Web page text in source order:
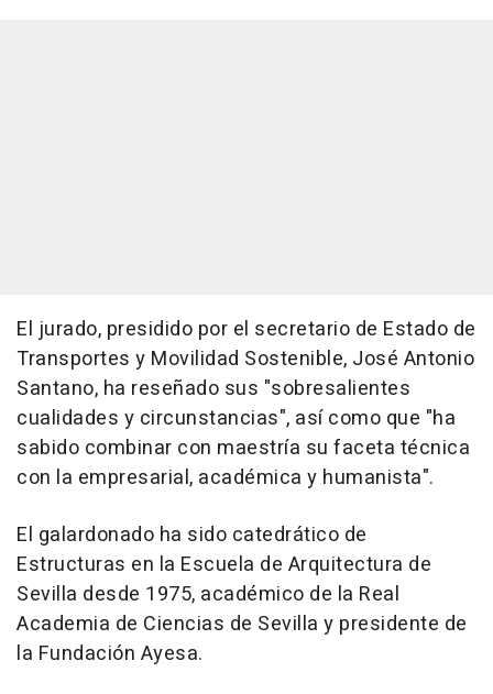
El jurado, presidido por el secretario de Estado de
Transportes y Movilidad Sostenible, José Antonio
Santano, ha reseñado sus "sobresalientes
cualidades y circunstancias", así como que "ha
sabido combinar con maestría su faceta técnica
con la empresarial, académica y humanista".
El galardonado ha sido catedrático de
Estructuras en la Escuela de Arquitectura de
Sevilla desde 1975, académico de la Real
Academia de Ciencias de Sevilla y presidente de
la Fundación Ayesa.